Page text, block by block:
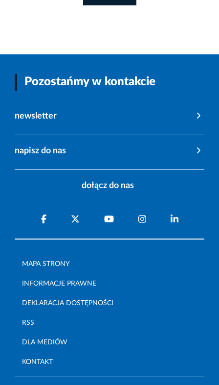
Pozostańmy w kontakcie
newsletter
napisz do nas
dołącz do nas
MAPA STRONY
INFORMACJE PRAWNE
DEKLARACJA DOSTĘPNOŚCI
RSS
DLA MEDIÓW
KONTAKT